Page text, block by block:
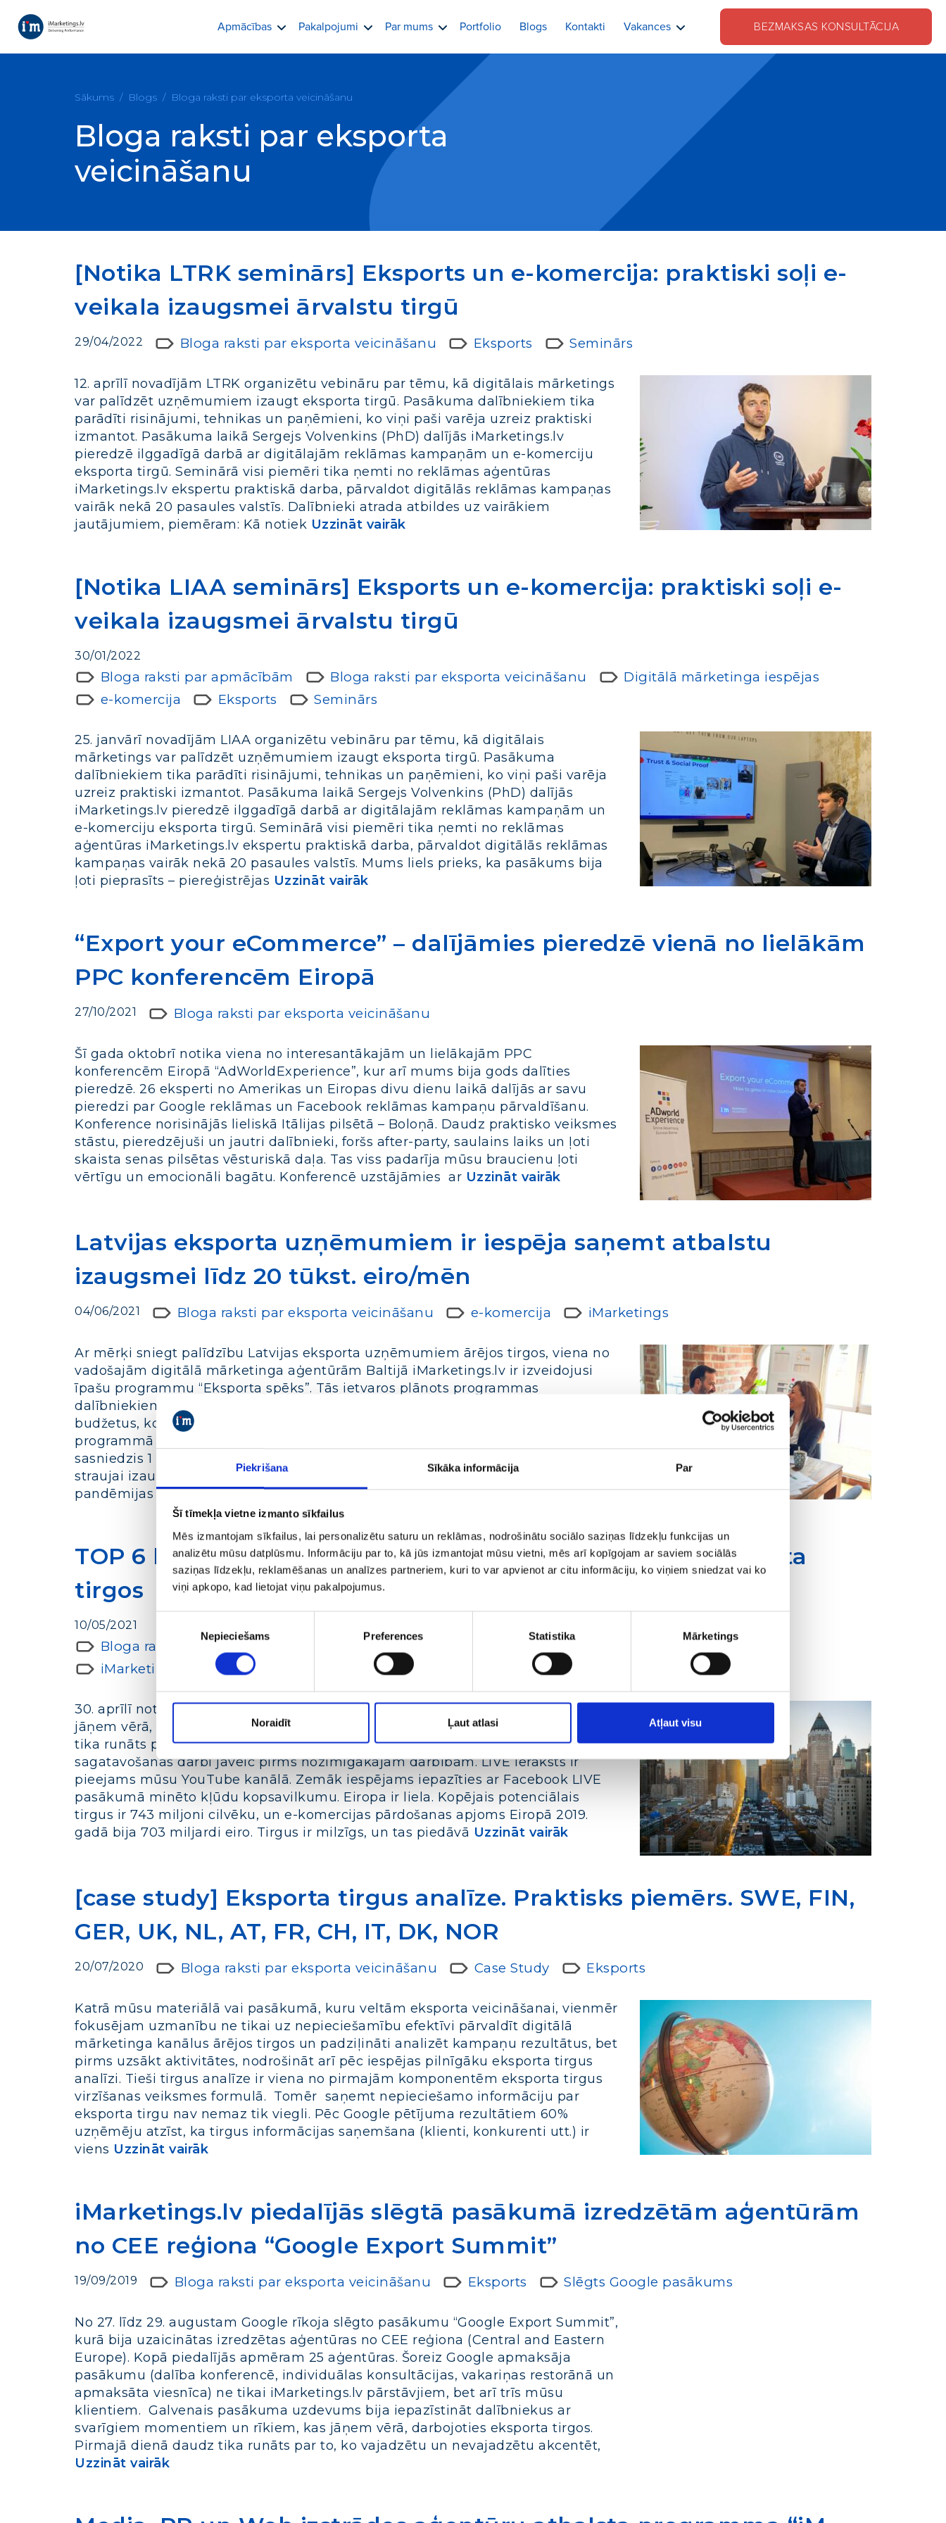
Piekrišana Sīkāka informācija Par
Šī tīmekļa vietne izmanto sīkfailus
Mēs izmantojam sīkfailus, lai personalizētu saturu un reklāmas, nodrošinātu sociālo saziņas līdzekļu funkcijas un
analizētu mūsu datplūsmu. Informāciju par to, kā jūs izmantojat mūsu vietni, mēs arī kopīgojam ar saviem sociālās
saziņas līdzekļu, reklamēšanas un analīzes partneriem, kuri to var apvienot ar citu informāciju, ko viņiem sniedzat vai ko
viņi apkopo, kad lietojat viņu pakalpojumus.
Nepieciešams Preferences Statistika Mārketings
Noraidīt Ļaut atlasi Atļaut visu
Apmācības Pakalpojumi Par mums Portfolio Blogs Kontakti Vakances BEZMAKSAS KONSULTĀCIJA
Sākums Blogs Bloga raksti par eksporta veicināšanu
Bloga raksti par eksporta
veicināšanu
[Notika LTRK seminārs] Eksports un e-komercija: praktiski soļi e-
veikala izaugsmei ārvalstu tirgū
29/04/2022 Bloga raksti par eksporta veicināšanu Eksports Seminārs
12. aprīlī novadījām LTRK organizētu vebināru par tēmu, kā digitālais mārketings
var palīdzēt uzņēmumiem izaugt eksporta tirgū. Pasākuma dalībniekiem tika
parādīti risinājumi, tehnikas un paņēmieni, ko viņi paši varēja uzreiz praktiski
izmantot. Pasākuma laikā Sergejs Volvenkins (PhD) dalījās iMarketings.lv
pieredzē ilggadīgā darbā ar digitālajām reklāmas kampaņām un e-komerciju
eksporta tirgū. Seminārā visi piemēri tika ņemti no reklāmas aģentūras
iMarketings.lv ekspertu praktiskā darba, pārvaldot digitālās reklāmas kampaņas
vairāk nekā 20 pasaules valstīs. Dalībnieki atrada atbildes uz vairākiem
jautājumiem, piemēram: Kā notiek Uzzināt vairāk
[Notika LIAA seminārs] Eksports un e-komercija: praktiski soļi e-
veikala izaugsmei ārvalstu tirgū
30/01/2022
Bloga raksti par apmācībām Bloga raksti par eksporta veicināšanu
Digitālā mārketinga iespējas
e-komercija
Eksports Seminārs
25. janvārī novadījām LIAA organizētu vebināru par tēmu, kā digitālais
mārketings var palīdzēt uzņēmumiem izaugt eksporta tirgū. Pasākuma
dalībniekiem tika parādīti risinājumi, tehnikas un paņēmieni, ko viņi paši varēja
uzreiz praktiski izmantot. Pasākuma laikā Sergejs Volvenkins (PhD) dalījās
iMarketings.lv pieredzē ilggadīgā darbā ar digitālajām reklāmas kampaņām un
e-komerciju eksporta tirgū. Seminārā visi piemēri tika ņemti no reklāmas
aģentūras iMarketings.lv ekspertu praktiskā darba, pārvaldot digitālās reklāmas
kampaņas vairāk nekā 20 pasaules valstīs. Mums liels prieks, ka pasākums bija
ļoti pieprasīts – piereģistrējas Uzzināt vairāk
“Export your eCommerce” – dalījāmies pieredzē vienā no lielākām
PPC konferencēm Eiropā
27/10/2021 Bloga raksti par eksporta veicināšanu
Šī gada oktobrī notika viena no interesantākajām un lielākajām PPC
konferencēm Eiropā “AdWorldExperience”, kur arī mums bija gods dalīties
pieredzē. 26 eksperti no Amerikas un Eiropas divu dienu laikā dalījās ar savu
pieredzi par Google reklāmas un Facebook reklāmas kampaņu pārvaldīšanu.
Konference norisinājās lieliskā Itālijas pilsētā – Boloņā. Daudz praktisko veiksmes
stāstu, pieredzējuši un jautri dalībnieki, foršs after-party, saulains laiks un ļoti
skaista senas pilsētas vēsturiskā daļa. Tas viss padarīja mūsu braucienu ļoti
vērtīgu un emocionāli bagātu. Konferencē uzstājāmies ar Uzzināt vairāk
Latvijas eksporta uzņēmumiem ir iespēja saņemt atbalstu
izaugsmei līdz 20 tūkst. eiro/mēn
04/06/2021 Bloga raksti par eksporta veicināšanu e-komercija iMarketings
Ar mērķi sniegt palīdzību Latvijas eksporta uzņēmumiem ārējos tirgos, viena no
vadošajām digitālā mārketinga aģentūrām Baltijā iMarketings.lv ir izveidojusi
īpašu programmu “Eksporta spēks”. Tās ietvaros plānots programmas
dalībniekiem nodrošināt mārketinga un pārdošanas atbalstu, tai skaitā reklāmas
budžetus, kopumā līdz 20 tūkst. eiro mēnesī. Uzņēmuma pārstāvji norāda, ka
programmā var pieteikties Latvijas eksporta uzņēmumi, kuru apgrozījums nav
sasniedzis 1 milj. eiro. “Eksports Latvijas uzņēmumiem bieži vien ir vienīgā iespēja
straujai izaugsmei un attīstībai. Īpaši šis jautājums ir kļuvis aktuāls pašreiz,
pandēmijasUzzināt vairāk
TOP 6 kļūdas, kuras pieļauj e-komercijas uzņēmumi eksporta
tirgos
10/05/2021
Bloga raksti par digitālo mārketingu
e-komercija
iMarketings
30. aprīlī notika iMarketings.lv Facebook LIVE pasākums par faktoriem, kas
jāņem vērā, plānojot un realizējot mārketinga aktivitātes eksporta tirgos. Tāpat
tika runāts par iespējamajām stratēģijām, virzīšanu uzsākot eksportu, un kādi
sagatavošanās darbi jāveic pirms nozīmīgākajām darbībām. LIVE ieraksts ir
pieejams mūsu YouTube kanālā. Zemāk iespējams iepazīties ar Facebook LIVE
pasākumā minēto kļūdu kopsavilkumu. Eiropa ir liela. Kopējais potenciālais
tirgus ir 743 miljoni cilvēku, un e-komercijas pārdošanas apjoms Eiropā 2019.
gadā bija 703 miljardi eiro. Tirgus ir milzīgs, un tas piedāvā Uzzināt vairāk
[case study] Eksporta tirgus analīze. Praktisks piemērs. SWE, FIN,
GER, UK, NL, AT, FR, CH, IT, DK, NOR
20/07/2020 Bloga raksti par eksporta veicināšanu Case Study Eksports
Katrā mūsu materiālā vai pasākumā, kuru veltām eksporta veicināšanai, vienmēr
fokusējam uzmanību ne tikai uz nepieciešamību efektīvi pārvaldīt digitālā
mārketinga kanālus ārējos tirgos un padziļināti analizēt kampaņu rezultātus, bet
pirms uzsākt aktivitātes, nodrošināt arī pēc iespējas pilnīgāku eksporta tirgus
analīzi. Tieši tirgus analīze ir viena no pirmajām komponentēm eksporta tirgus
virzīšanas veiksmes formulā. Tomēr saņemt nepieciešamo informāciju par
eksporta tirgu nav nemaz tik viegli. Pēc Google pētījuma rezultātiem 60%
uzņēmēju atzīst, ka tirgus informācijas saņemšana (klienti, konkurenti utt.) ir
viens Uzzināt vairāk
iMarketings.lv piedalījās slēgtā pasākumā izredzētām aģentūrām
no CEE reģiona “Google Export Summit”
19/09/2019 Bloga raksti par eksporta veicināšanu Eksports Slēgts Google pasākums
No 27. līdz 29. augustam Google rīkoja slēgto pasākumu “Google Export Summit”,
kurā bija uzaicinātas izredzētas aģentūras no CEE reģiona (Central and Eastern
Europe). Kopā piedalījās apmēram 25 aģentūras. Šoreiz Google apmaksāja
pasākumu (dalība konferencē, individuālas konsultācijas, vakariņas restorānā un
apmaksāta viesnīca) ne tikai iMarketings.lv pārstāvjiem, bet arī trīs mūsu
klientiem. Galvenais pasākuma uzdevums bija iepazīstināt dalībniekus ar
svarīgiem momentiem un rīkiem, kas jāņem vērā, darbojoties eksporta tirgos.
Pirmajā dienā daudz tika runāts par to, ko vajadzētu un nevajadzētu akcentēt,
Uzzināt vairāk